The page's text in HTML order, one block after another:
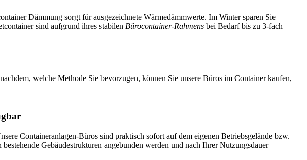
Dämmung sorgt für ausgezeichnete Wärmedämmwerte. Im Winter sparen Sie
sind aufgrund ihres stabilen Bürocontainer-Rahmens bei Bedarf bis zu 3-fach
welche Methode Sie bevorzugen, können Sie unsere Büros im Container kaufen,
Containeranlagen-Büros sind praktisch sofort auf dem eigenen Betriebsgelände bzw.
Gebäudestrukturen angebunden werden und nach Ihrer Nutzungsdauer